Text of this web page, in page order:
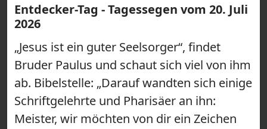
Entdecker-Tag - Tagessegen vom 20. Juli
2026
„Jesus ist ein guter Seelsorger“, findet
Bruder Paulus und schaut sich viel von ihm
ab. Bibelstelle: „Darauf wandten sich einige
Schriftgelehrte und Pharisäer an ihn:
Meister, wir möchten von dir ein Zeichen